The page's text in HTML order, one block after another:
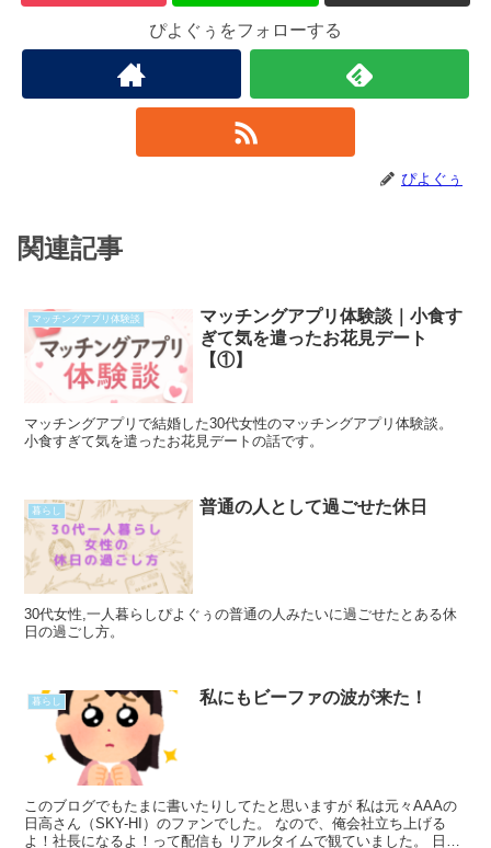
ぴよぐぅをフォローする
ぴよぐぅ
関連記事
マッチングアプリ体験談
マッチングアプリ体験談｜小食す
ぎて気を遣ったお花見デート
【①】
マッチングアプリで結婚した30代女性のマッチングアプリ体験談。
小食すぎて気を遣ったお花見デートの話です。
暮らし 普通の人として過ごせた休日
30代女性,一人暮らしぴよぐぅの普通の人みたいに過ごせたとある休
日の過ごし方。
暮らし 私にもビーファの波が来た！
このブログでもたまに書いたりしてたと思いますが 私は元々AAAの
日高さん（SKY-HI）のファンでした。 なので、俺会社立ち上げる
よ！社長になるよ！って配信も リアルタイムで観ていました。 日高